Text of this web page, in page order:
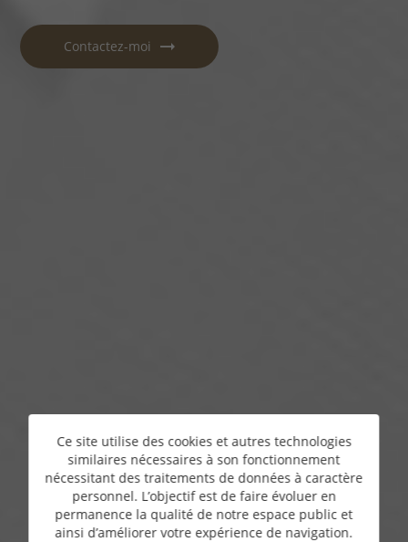
Contactez-moi
Ce site utilise des cookies et autres technologies
similaires nécessaires à son fonctionnement
nécessitant des traitements de données à caractère
personnel. L’objectif est de faire évoluer en
permanence la qualité de notre espace public et
ainsi d’améliorer votre expérience de navigation.